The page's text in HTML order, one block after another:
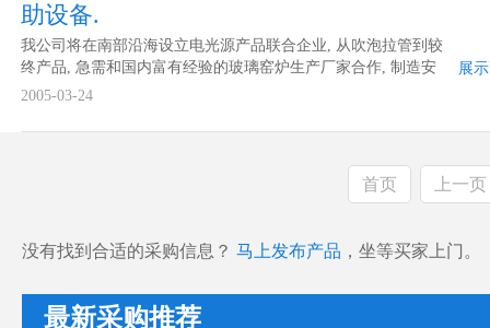
助设备.
我公司将在南部沿海设立电光源产品联合企业, 从吹泡拉管到较
终产品, 急需和国内富有经验的玻璃窑炉生产厂家合作, 制造安
装20立米左右的窑炉, 配套拉管机, 吹泡机. 以及其它辅助设备.
展
2005-03-24
首页 上一页
没有找到合适的采购信息？ 马上发布产品 ，坐等买家上门。
最新采购推荐